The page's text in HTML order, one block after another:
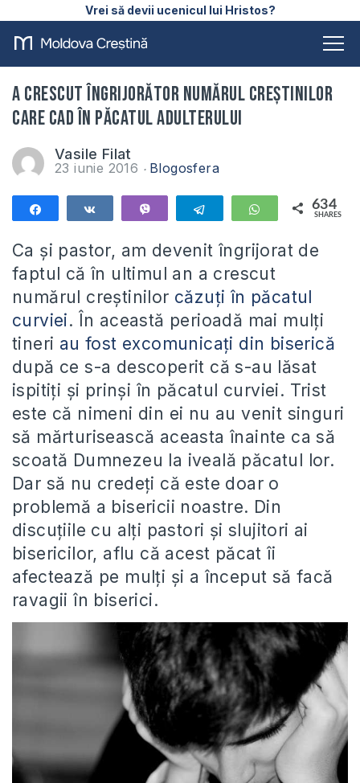
Vrei să devii ucenicul lui Hristos?
A crescut îngrijorător numărul creștinilor
care cad în păcatul adulterului
Vasile Filat
23 iunie 2016 Blogosfera
Telegram WhatsApp
634
SHARES
Ca și pastor, am devenit îngrijorat de
faptul că în ultimul an a crescut
numărul creștinilor căzuți în păcatul
curviei. În această perioadă mai mulți
tineri au fost excomunicați din biserică
după ce s-a descoperit că s-au lăsat
ispitiți și prinși în păcatul curviei. Trist
este că nimeni din ei nu au venit singuri
să mărturisească aceasta înainte ca să
scoată Dumnezeu la iveală păcatul lor.
Dar să nu credeți că este doar o
problemă a bisericii noastre. Din
discuțiile cu alți pastori și slujitori ai
bisericilor, aflu că acest păcat îi
afectează pe mulți și a început să facă
ravagii în biserici.